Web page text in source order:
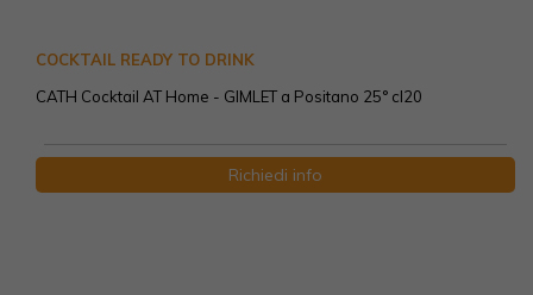
COCKTAIL READY TO DRINK
CATH Cocktail AT Home - GIMLET a Positano 25° cl20
Richiedi info